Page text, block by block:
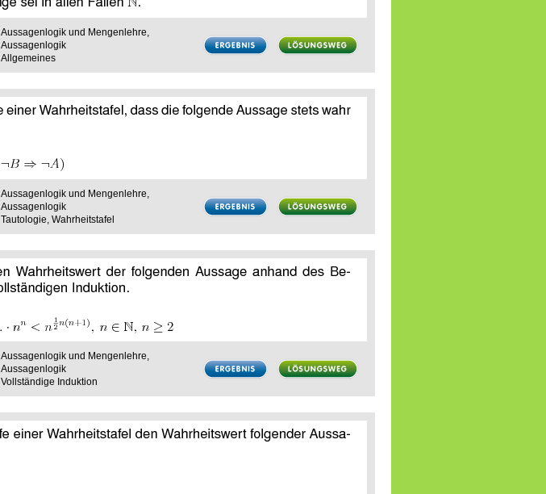
Aussagenlogik und Mengenlehre,
Aussagenlogik
Allgemeines
Aussagenlogik und Mengenlehre,
Aussagenlogik
Tautologie, Wahrheitstafel
Aussagenlogik und Mengenlehre,
Aussagenlogik
Vollständige Induktion